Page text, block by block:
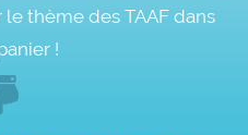
le thème des TAAF dans
!